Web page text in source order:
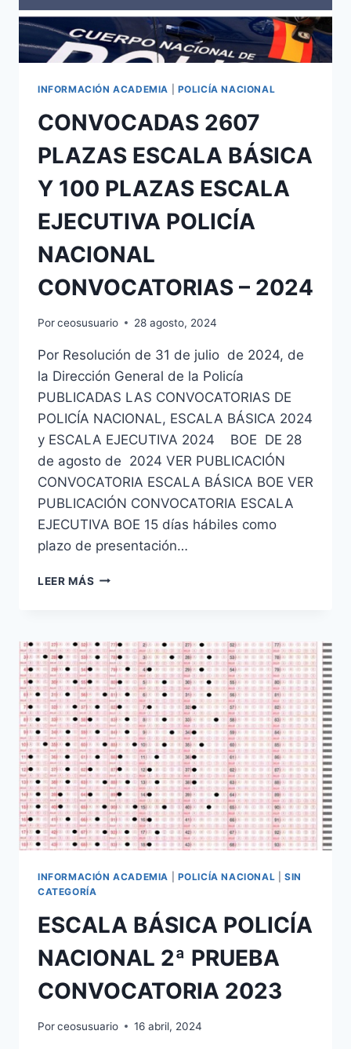
CONVOCATORIAS
PASADO
AÑO
INFORMACIÓN ACADEMIA POLICÍA NACIONAL
CONVOCADAS 2607
PLAZAS ESCALA BÁSICA
Y 100 PLAZAS ESCALA
EJECUTIVA POLICÍA
NACIONAL
CONVOCATORIAS – 2024
Porceosusuario 28 agosto, 2024
Por Resolución de 31 de julio de 2024, de
la Dirección General de la Policía
PUBLICADAS LAS CONVOCATORIAS DE
POLICÍA NACIONAL, ESCALA BÁSICA 2024
y ESCALA EJECUTIVA 2024 BOE DE 28
de agosto de 2024 VER PUBLICACIÓN
CONVOCATORIA ESCALA BÁSICA BOE VER
PUBLICACIÓN CONVOCATORIA ESCALA
EJECUTIVA BOE 15 días hábiles como
plazo de presentación…
LEER MÁS CONVOCADAS
BÁSICA
Y
100
PLAZAS
ESCALA
EJECUTIVA
POLICÍA
NACIONAL
CONVOCATORIAS
–
2024
INFORMACIÓN ACADEMIA POLICÍA NACIONAL |SIN
CATEGORÍA
ESCALA BÁSICA POLICÍA
NACIONAL 2ª PRUEBA
CONVOCATORIA 2023
Porceosusuario 16 abril, 2024